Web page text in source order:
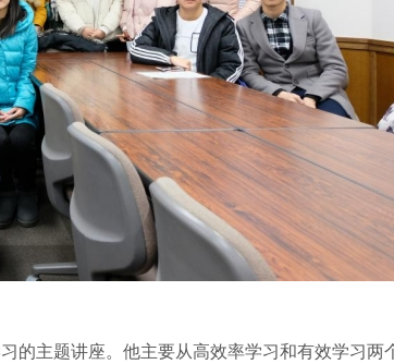
的主题讲座。他主要从高效率学习和有效学习两